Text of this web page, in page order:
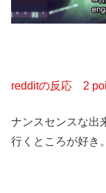
redditの反応 2
ナンスセンスな出
行くところが好き。